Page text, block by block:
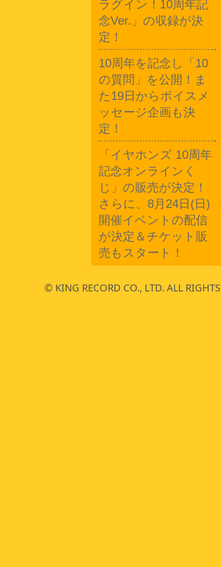
ラグイン！10周年記
念Ver.」の収録が決
定！
10周年を記念し「10
の質問」を公開！ま
た19日からボイスメ
ッセージ企画も決
定！
「イヤホンズ 10周年
記念オンラインく
じ」の販売が決定！
さらに、8月24日(日)
開催イベントの配信
が決定＆チケット販
売もスタート！
© KING RECORD CO., LTD. ALL RIGHTS